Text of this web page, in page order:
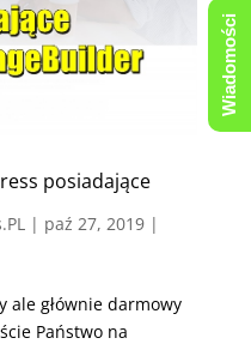
posiadające
| paź 27, 2019|
ale głównie darmowy
Państwo na
Wiadomości